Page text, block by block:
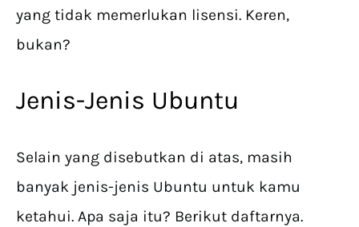
yang tidak memerlukan lisensi. Keren,
bukan?
Jenis-Jenis Ubuntu
Selain yang disebutkan di atas, masih
banyak jenis-jenis Ubuntu untuk kamu
ketahui. Apa saja itu? Berikut daftarnya.